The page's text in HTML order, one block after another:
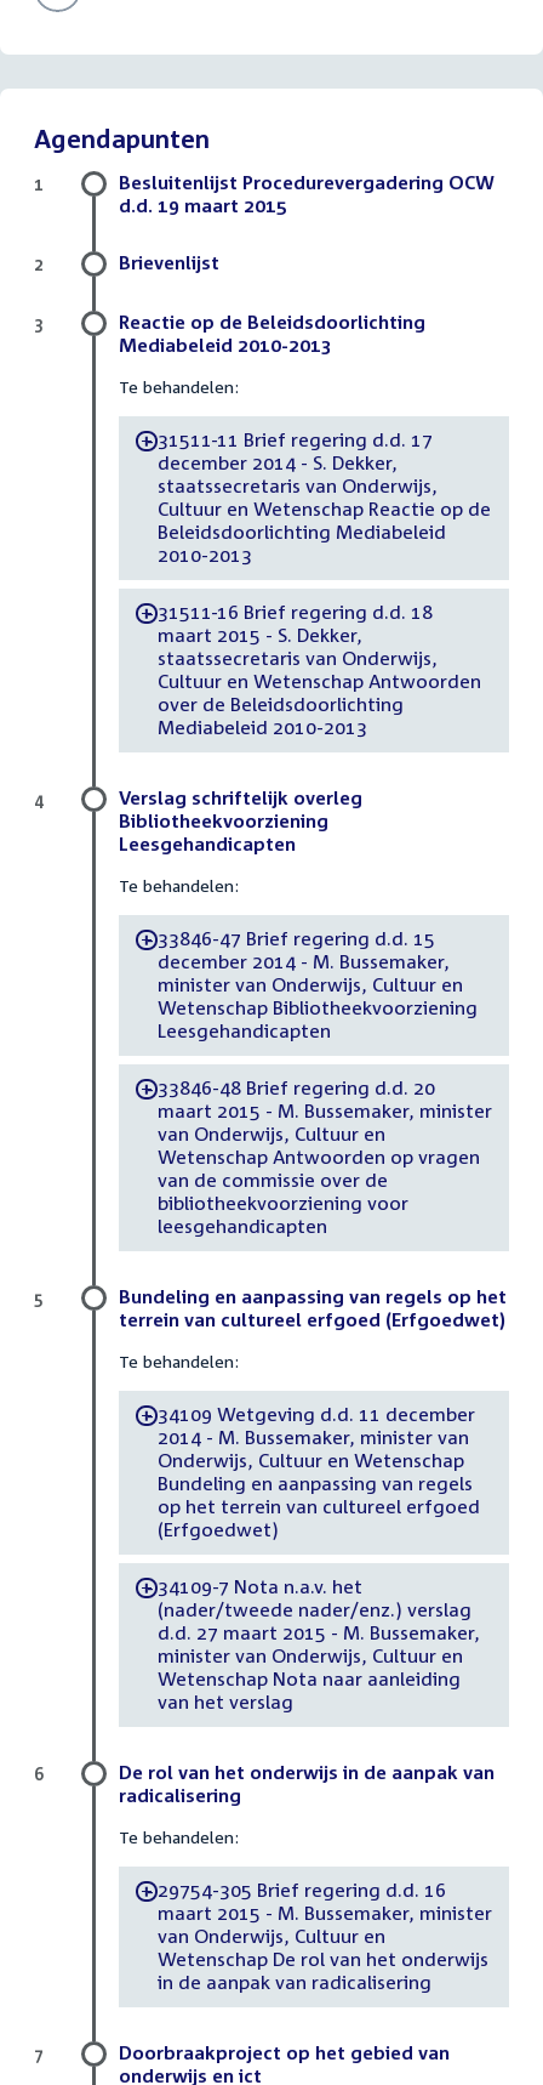
Agendapunten
Besluitenlijst Procedurevergadering OCW
d.d. 19 maart 2015
1
Brievenlijst
2
Reactie op de Beleidsdoorlichting
Mediabeleid 2010-2013
Te behandelen:
-31511-11 Brief regering d.d. 17
december 2014 - S. Dekker,
staatssecretaris van Onderwijs,
Cultuur en Wetenschap Reactie op de
Beleidsdoorlichting Mediabeleid
2010-2013
-31511-16 Brief regering d.d. 18
maart 2015 - S. Dekker,
staatssecretaris van Onderwijs,
Cultuur en Wetenschap Antwoorden
over de Beleidsdoorlichting
Mediabeleid 2010-2013
3
Verslag schriftelijk overleg
Bibliotheekvoorziening
Leesgehandicapten
Te behandelen:
-33846-47 Brief regering d.d. 15
december 2014 - M. Bussemaker,
minister van Onderwijs, Cultuur en
Wetenschap Bibliotheekvoorziening
Leesgehandicapten
-33846-48 Brief regering d.d. 20
maart 2015 - M. Bussemaker, minister
van Onderwijs, Cultuur en
Wetenschap Antwoorden op vragen
van de commissie over de
bibliotheekvoorziening voor
leesgehandicapten
4
Bundeling en aanpassing van regels op het
terrein van cultureel erfgoed (Erfgoedwet)
Te behandelen:
-34109 Wetgeving d.d. 11 december
2014 - M. Bussemaker, minister van
Onderwijs, Cultuur en Wetenschap
Bundeling en aanpassing van regels
op het terrein van cultureel erfgoed
(Erfgoedwet)
-34109-7 Nota n.a.v. het
(nader/tweede nader/enz.) verslag
d.d. 27 maart 2015 - M. Bussemaker,
minister van Onderwijs, Cultuur en
Wetenschap Nota naar aanleiding
van het verslag
5
De rol van het onderwijs in de aanpak van
radicalisering
Te behandelen:
-29754-305 Brief regering d.d. 16
maart 2015 - M. Bussemaker, minister
van Onderwijs, Cultuur en
Wetenschap De rol van het onderwijs
in de aanpak van radicalisering
6
Doorbraakproject op het gebied van
onderwijs en ict
7